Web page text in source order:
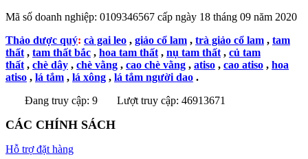
Mã số doanh nghiệp: 0109346567 cấp ngày 18 tháng 09 năm 2020
Thảo dược quý: cà gai leo , giảo cổ lam , trà giảo cổ lam , tam
thất , tam thất bắc , hoa tam thất , nụ tam thất , củ tam
thất , chè dây , chè vằng , cao chè vằng , atiso , cao atiso , hoa
atiso , lá tắm , lá xông , lá tắm người dao .
Đang truy cập: 9
Lượt truy cập: 46913671
CÁC CHÍNH SÁCH
Hỗ trợ đặt hàng